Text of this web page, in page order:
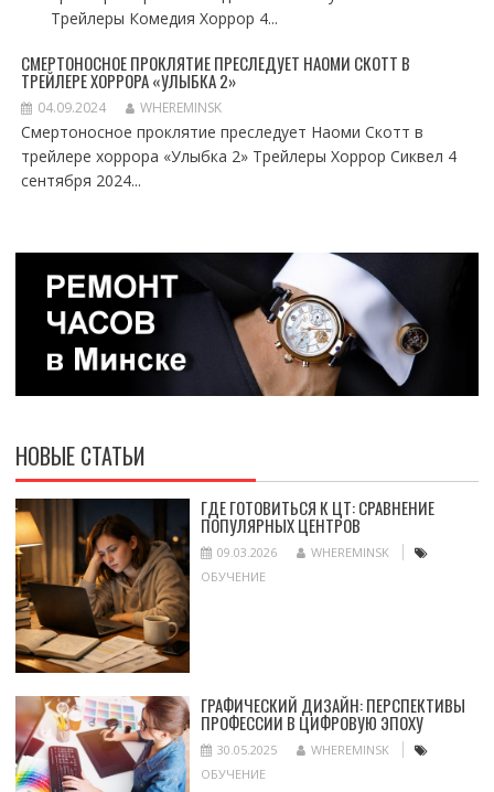
Трейлеры Комедия Хоррор 4...
СМЕРТОНОСНОЕ ПРОКЛЯТИЕ ПРЕСЛЕДУЕТ НАОМИ СКОТТ В
ТРЕЙЛЕРЕ ХОРРОРА «УЛЫБКА 2»
04.09.2024 WHEREMINSK
Смертоносное проклятие преследует Наоми Скотт в
трейлере хоррора «Улыбка 2» Трейлеры Хоррор Сиквел 4
сентября 2024...
НОВЫЕ СТАТЬИ
ГДЕ ГОТОВИТЬСЯ К ЦТ: СРАВНЕНИЕ
ПОПУЛЯРНЫХ ЦЕНТРОВ
09.03.2026
WHEREMINSK
ОБУЧЕНИЕ
ГРАФИЧЕСКИЙ ДИЗАЙН: ПЕРСПЕКТИВЫ
ПРОФЕССИИ В ЦИФРОВУЮ ЭПОХУ
30.05.2025
WHEREMINSK
ОБУЧЕНИЕ